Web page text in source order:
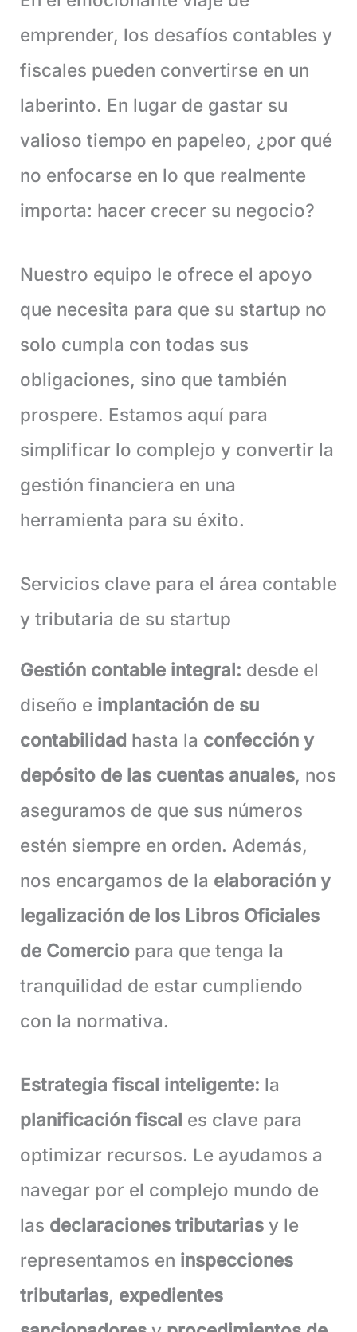
emprender, los desafíos contables y
fiscales pueden convertirse en un
laberinto. En lugar de gastar su
valioso tiempo en papeleo, ¿por qué
no enfocarse en lo que realmente
importa: hacer crecer su negocio?
Nuestro equipo le ofrece el apoyo
que necesita para que su startup no
solo cumpla con todas sus
obligaciones, sino que también
prospere. Estamos aquí para
simplificar lo complejo y convertir la
gestión financiera en una
herramienta para su éxito.
Servicios clave para el área contable
y tributaria de su startup
Gestión contable integral: desde el
diseño e implantación de su
contabilidad hasta la confección y
depósito de las cuentas anuales, nos
aseguramos de que sus números
estén siempre en orden. Además,
nos encargamos de la elaboración y
legalización de los Libros Oficiales
de Comercio para que tenga la
tranquilidad de estar cumpliendo
con la normativa.
Estrategia fiscal inteligente: la
planificación fiscal es clave para
optimizar recursos. Le ayudamos a
navegar por el complejo mundo de
las declaraciones tributarias y le
representamos en inspecciones
tributarias, expedientes